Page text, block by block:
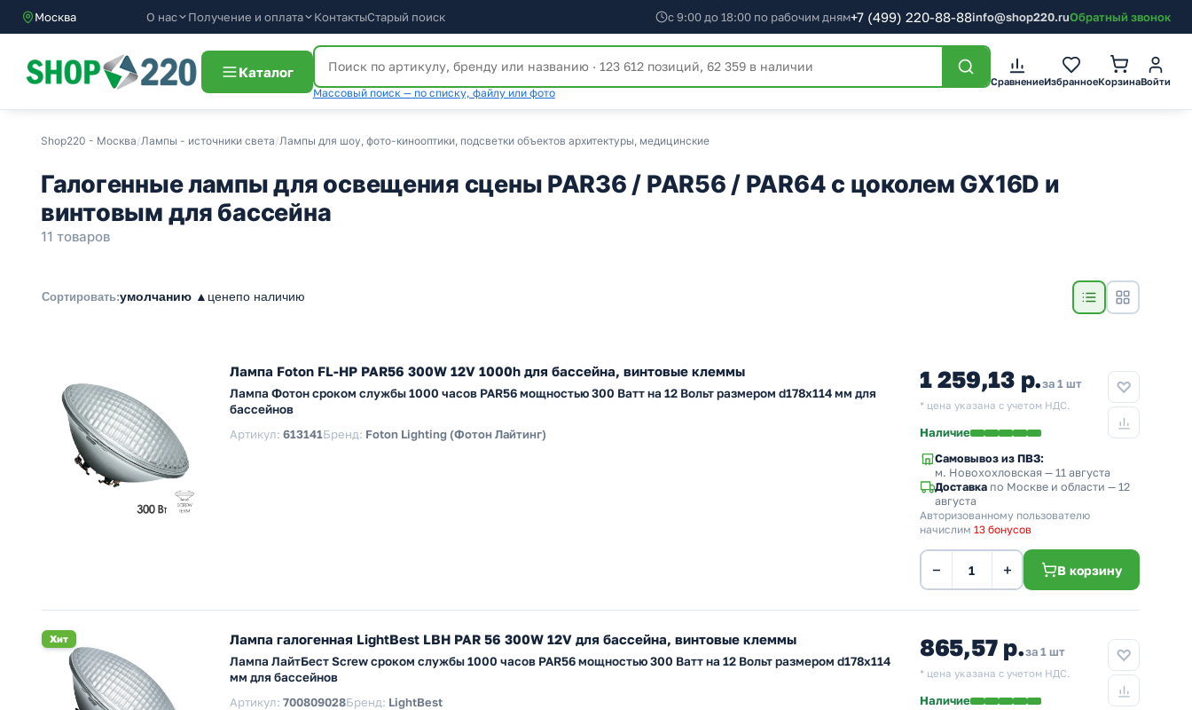
Москва О нас Получение и оплата КонтактыСтарый поиск с 9:00 до 18:00 по рабочим дням+7 (499) 220-88-88info@shop220.ruОбратный звонок
Каталог
Массовый поиск — по списку, файлу или фото
СравнениеИзбранноеКорзинаВойти
Shop220 - Москва/Лампы - источники света/Лампы для шоу, фото-кинооптики, подсветки объектов архитектуры, медицинские
Галогенные лампы для освещения сцены PAR36 / PAR56 / PAR64 с цоколем GX16D и
винтовым для бассейна
11 товаров
Сортировать:умолчанию ▲ ценепо наличию
Лампа Foton FL-HP PAR56 300W 12V 1000h для бассейна, винтовые клеммы
Лампа Фотон сроком службы 1000 часов PAR56 мощностью 300 Ватт на 12 Вольт размером d178x114 мм для
бассейнов
Артикул: 613141Бренд: Foton Lighting (Фотон Лайтинг)
1 259,13 р.за 1 шт
* цена указана с учетом НДС.
Наличие
Самовывоз из ПВЗ:
м. Новохохловская — 11 августа
Доставка по Москве и области — 12
августа
Авторизованному пользователю
начислим 13 бонусов
− + В корзину
Хит Лампа галогенная LightBest LBH PAR 56 300W 12V для бассейна, винтовые клеммы
Лампа ЛайтБест Screw сроком службы 1000 часов PAR56 мощностью 300 Ватт на 12 Вольт размером d178x114
мм для бассейнов
Артикул: 700809028Бренд: LightBest
865,57 р.за 1 шт
* цена указана с учетом НДС.
Наличие